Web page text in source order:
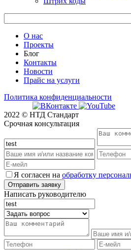
О нас
Проекты
Блог
Контакты
Новости
Прайс на услуги
Политика конфиденциальности
2022 © НТД Стандарт
Срочная консультация
Я согласен на обработку
Написать руководителю